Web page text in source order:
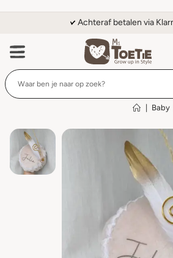
Achteraf betalen via
Baby